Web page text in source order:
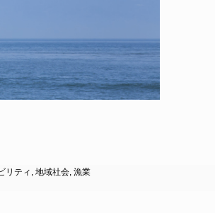
リティ , 地域社会, 漁業